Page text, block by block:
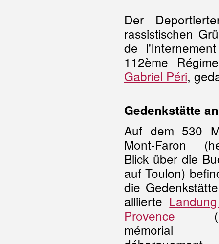
Der
rassistischen
de
112ème
Gabriel Péri,
Gedenkstätte
Auf dem 530
Mont-Faron
Blick über die
auf Toulon)
die
alliierte
Provence